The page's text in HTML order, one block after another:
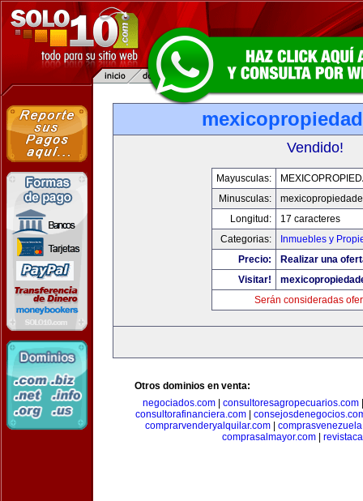
Vendido!
Mayusculas:
Minusculas:
Longitud:
17 caracteres
Categorias:
Inmuebles y
Precio:
Realizar una
Visitar!
Serán consideradas
Otros dominios en venta:
negociados.com
consultoresagropecuarios.com
consultorafinanciera.com|
comprarvenderyalquilar.com|
comprasalmayor.com